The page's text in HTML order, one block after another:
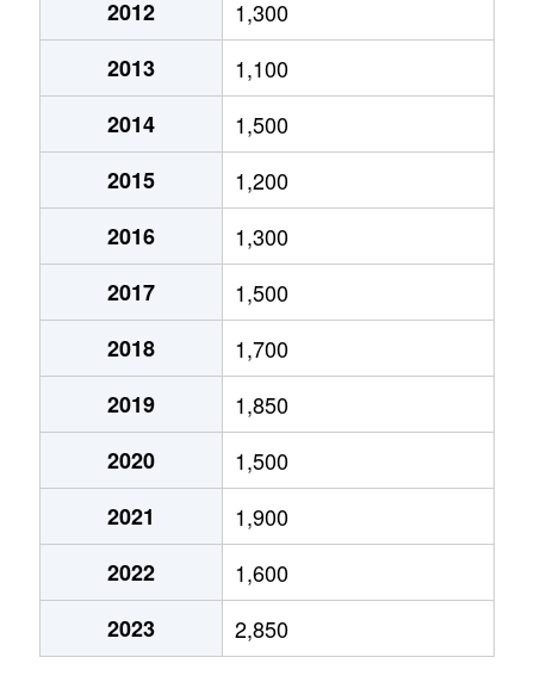
2012
1,300
2013
1,100
2014
1,500
2015
1,200
2016
1,300
2017
1,500
2018
1,700
2019
1,850
2020
1,500
2021
1,900
2022
1,600
2023
2,850